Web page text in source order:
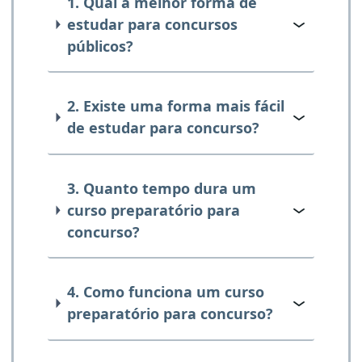
estudar para concursos
públicos?
2. Existe uma forma mais fácil
de estudar para concurso?
3. Quanto tempo dura um
curso preparatório para
concurso?
4. Como funciona um curso
preparatório para concurso?